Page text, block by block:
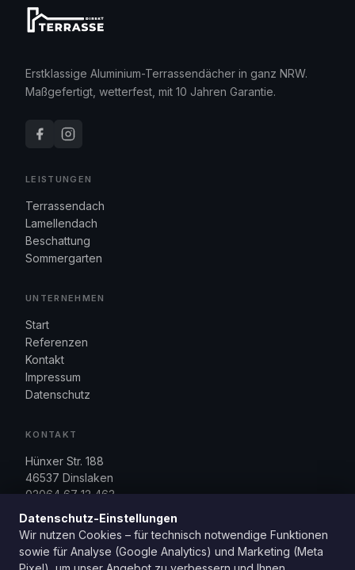
Erstklassige Aluminium-Terrassendächer in ganz NRW.
Maßgefertigt, wetterfest, mit 10 Jahren Garantie.
LEISTUNGEN
Terrassendach
Lamellendach
Beschattung
Sommergarten
UNTERNEHMEN
Start
Referenzen
Kontakt
Impressum
Datenschutz
KONTAKT
Hünxer Str. 188
46537 Dinslaken
02064 67 12 463
info@terrasse-direkt.de
Mo. bis Fr., 09:00 bis 17:00 Uhr
Datenschutz-Einstellungen
Wir nutzen Cookies – für technisch notwendige Funktionen
sowie für Analyse (Google Analytics) und Marketing (Meta